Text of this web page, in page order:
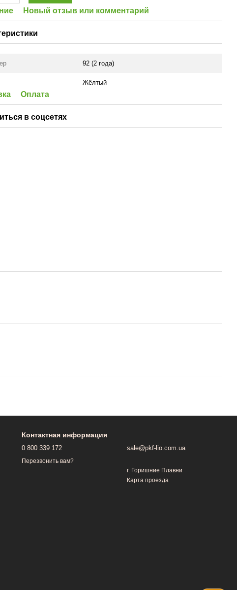
Новый отзыв или комментарий
92 (2 года)
Жёлтый
Оплата
в соцсетях
Контактная информация
0 800 339 172
Перезвонить вам?
sale@pkf-lio.com.ua
г. Горишние Плавни
Карта проезда